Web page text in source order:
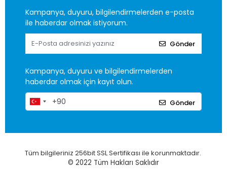
Kampanya, duyuru, bilgilendirmelerden e-posta
ile haberdar olmak istiyorum.
Gönder
Kampanya, duyuru ve bilgilendirmelerden
haberdar olmak için kayıt olun.
Gönder
Tüm bilgileriniz 256bit SSL Sertifikası ile korunmaktadır.
© 2022 Tüm Hakları Saklıdır